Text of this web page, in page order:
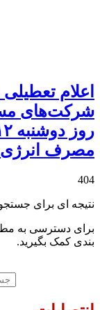
اعلام
شرکت‌های
مصرف انرژی
404
نتیجه ای برای
برای دسترسی به
بندی کمک بگیرید.